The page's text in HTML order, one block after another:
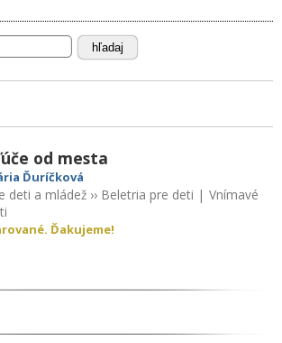
hľadaj
od mesta
Ďuríčková
deti a mládež ›› Beletria pre deti |Vnímavé
Ďakujeme!